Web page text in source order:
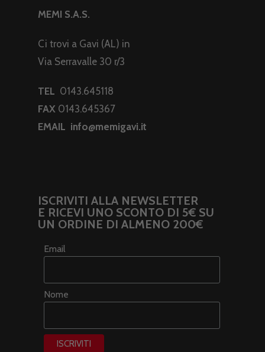
MEMI S.A.S.
Ci trovi a Gavi (AL) in
Via Serravalle 30 r/3
TEL 0143.645118
FAX 0143.645367
EMAIL info@memigavi.it
ISCRIVITI ALLA NEWSLETTER
E RICEVI UNO SCONTO DI 5€ SU
UN ORDINE DI ALMENO 200€
Email
Nome